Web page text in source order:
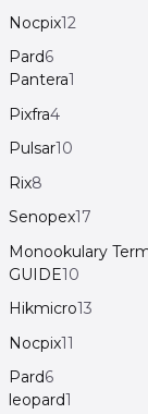
Nocpix12
Pard6
Pantera1
Pixfra4
Pulsar10
Rix8
Senopex17
Monookulary
GUIDE10
Hikmicro13
Nocpix11
Pard6
leopard1